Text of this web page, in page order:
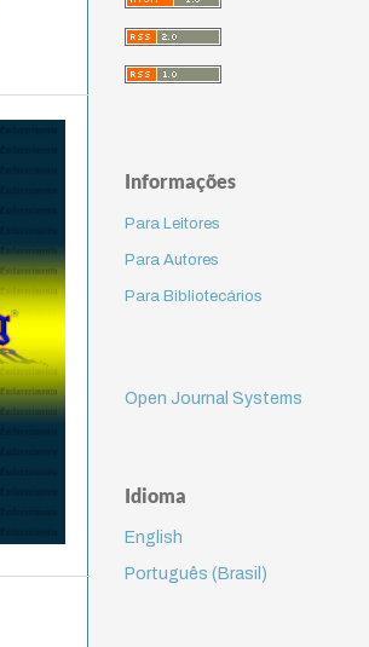
Informações
Para Leitores
Para Autores
Para Bibliotecários
Open Journal Systems
Idioma
English
Português (Brasil)